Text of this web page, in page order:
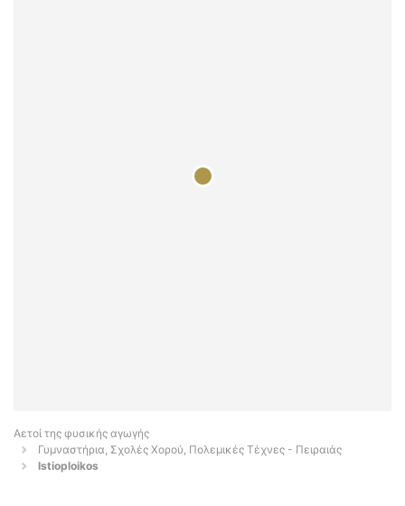
Αετοί της φυσικής αγωγής
Γυμναστήρια, Σχολές Χορού, Πολεμικές Τέχνες - Πειραιάς
Istioploikos